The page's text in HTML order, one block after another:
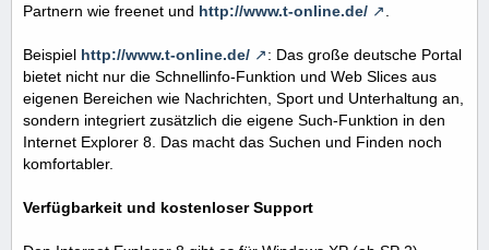
Partnern wie freenet und http://www.t-online.de/
Beispiel http://www.t-online.de/
: Das große deutsche Portal
bietet nicht nur die Schnellinfo-Funktion und Web Slices aus
eigenen Bereichen wie Nachrichten, Sport und Unterhaltung an,
sondern integriert zusätzlich die eigene Such-Funktion in den
Internet Explorer 8. Das macht das Suchen und Finden noch
komfortabler.
Verfügbarkeit und kostenloser Support